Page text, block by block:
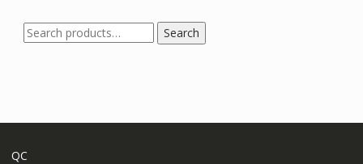
Search
for:
Search
QC